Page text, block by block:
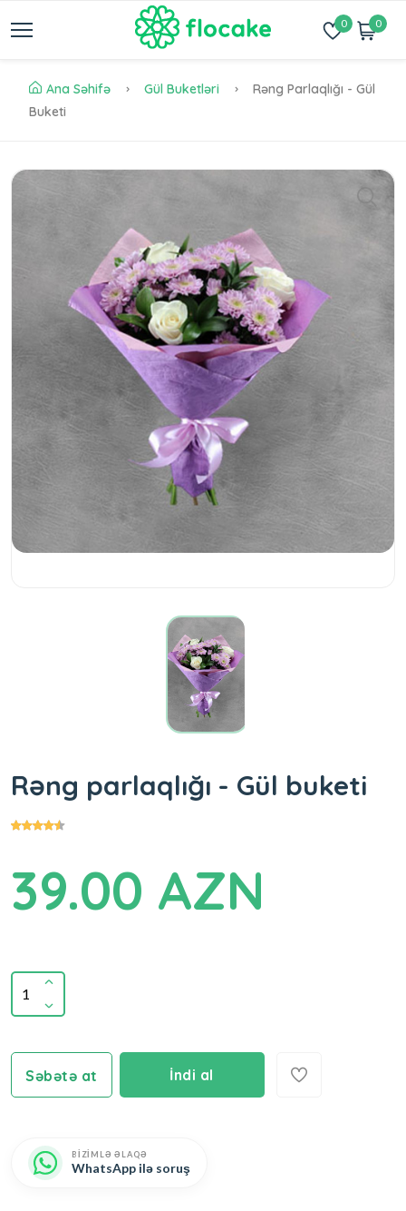
0 0
Ana Səhifə Gül Buketləri
Rəng Parlaqlığı - Gül
Buketi
Rəng parlaqlığı - Gül buketi
39.00 AZN
Səbətə at İndi al
BİZİMLƏ ƏLAQƏ
WhatsApp ilə soruş